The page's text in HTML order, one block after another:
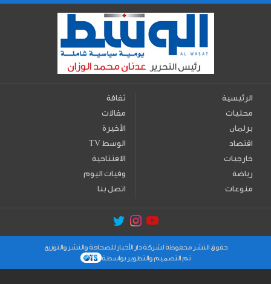
الرئيسية
محليات
برلمان
اقتصاد
خارجيات
رياضة
منوعات
ثقافة
مقالات
الأخيرة
TV الوسط
الافتتاحية
وفيات اليوم
اتصل بنا
حقوق النشر محفوظة لشركة دار الأخبار للصحافة والنشر والتوزيع
تم التصميم والتطوير بواسطة